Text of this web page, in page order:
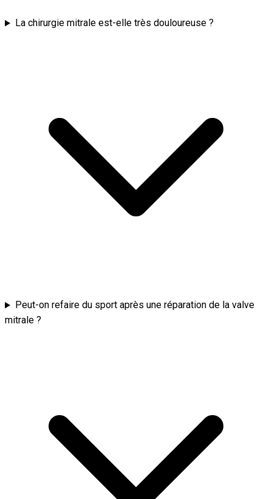
La chirurgie mitrale est-elle très douloureuse ?
Peut-on refaire du sport après une réparation de la valve
mitrale ?